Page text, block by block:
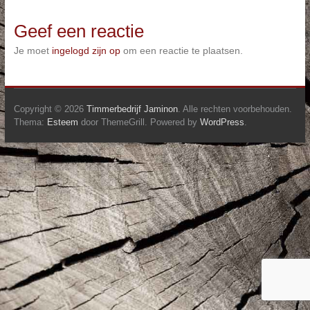
Geef een reactie
Je moet ingelogd zijn opom een reactie te plaatsen.
Copyright © 2026 Timmerbedrijf Jaminon. Alle rechten voorbehouden.
Thema: Esteem door ThemeGrill. Powered by WordPress